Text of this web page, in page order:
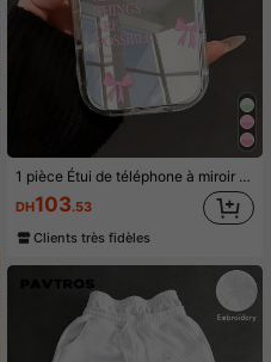
1 pièce Étui de téléphone à miroir rose minimaliste, style fille avec motif nœud papillon, slogan religieux. Étui de téléphone transparent et souple, compatible avec iPhone 11/12/13/14/15/16 Pro Max, étanche, antichoc, anti-rayures, cadeau d'anniversaire de printemps
DH103.53
Clients très fidèles